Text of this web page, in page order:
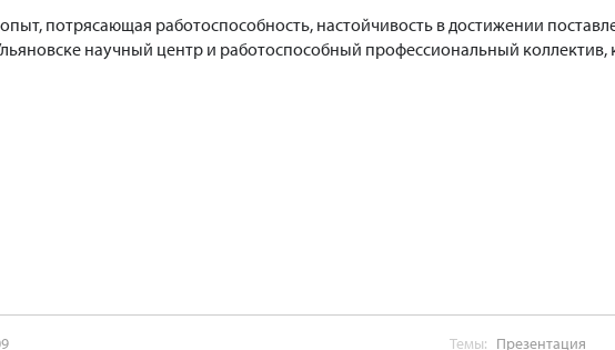
потрясающая работоспособность, настойчивость в достижении
научный центр и работоспособный профессиональный
Темы: Презентация